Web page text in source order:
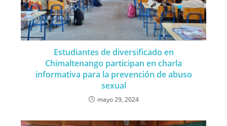
Estudiantes de diversificado en
Chimaltenango participan en charla
informativa para la prevención de abuso
sexual
mayo 29, 2024